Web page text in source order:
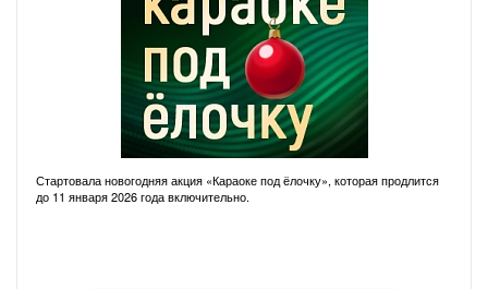
Стартовала новогодняя акция «Караоке под ёлочку», которая продлится
до 11 января 2026 года включительно.